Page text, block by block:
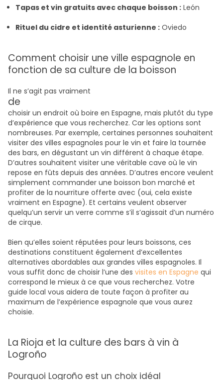
Tapas et vin gratuits avec chaque boisson : León
Rituel du cidre et identité asturienne : Oviedo
Comment choisir une ville espagnole en
fonction de sa culture de la boisson
Il ne s’agit pas vraiment
de
choisir un endroit où boire en Espagne, mais plutôt du type
d’expérience que vous recherchez. Car les options sont
nombreuses. Par exemple, certaines personnes souhaitent
visiter des villes espagnoles pour le vin et faire la tournée
des bars, en dégustant un vin différent à chaque étape.
D’autres souhaitent visiter une véritable cave où le vin
repose en fûts depuis des années. D’autres encore veulent
simplement commander une boisson bon marché et
profiter de la nourriture offerte avec (oui, cela existe
vraiment en Espagne). Et certains veulent observer
quelqu’un servir un verre comme s’il s’agissait d’un numéro
de cirque.
Bien qu’elles soient réputées pour leurs boissons, ces
destinations constituent également d’excellentes
alternatives abordables aux grandes villes espagnoles. Il
vous suffit donc de choisir l’une des visites en Espagne qui
correspond le mieux à ce que vous recherchez. Votre
guide local vous aidera de toute façon à profiter au
maximum de l’expérience espagnole que vous aurez
choisie.
La Rioja et la culture des bars à vin à
Logroño
Pourquoi Logroño est un choix idéal